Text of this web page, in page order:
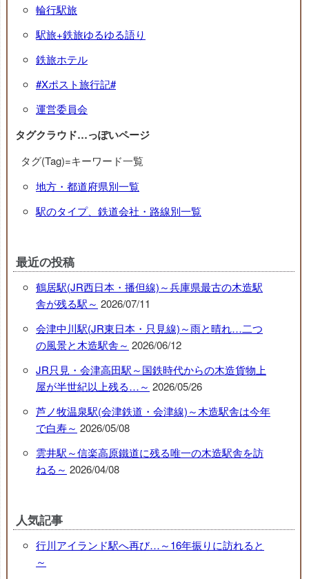
輪行駅旅
駅旅+鉄旅ゆるゆる語り
鉄旅ホテル
#Xポスト旅行記#
運営委員会
タグクラウド…っぽいページ
タグ(Tag)=キーワード一覧
地方・都道府県別一覧
駅のタイプ、鉄道会社・路線別一覧
最近の投稿
鶴居駅(JR西日本・播但線)～兵庫県最古の木造駅
舎が残る駅～ 2026/07/11
会津中川駅(JR東日本・只見線)～雨と晴れ…二つ
の風景と木造駅舎～ 2026/06/12
JR只見・会津高田駅～国鉄時代からの木造貨物上
屋が半世紀以上残る…～ 2026/05/26
芦ノ牧温泉駅(会津鉄道・会津線)～木造駅舎は今年
で白寿～ 2026/05/08
雲井駅～信楽高原鐵道に残る唯一の木造駅舎を訪
ねる～ 2026/04/08
人気記事
行川アイランド駅へ再び…～16年振りに訪れると
～